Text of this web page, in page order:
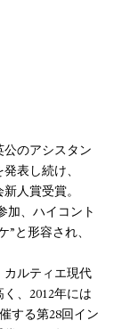
公のアシスタン
表し続け、
人賞受賞。
加、ハイコント
”と形容され、
カルティエ現代
、2012年には
する第28回イン